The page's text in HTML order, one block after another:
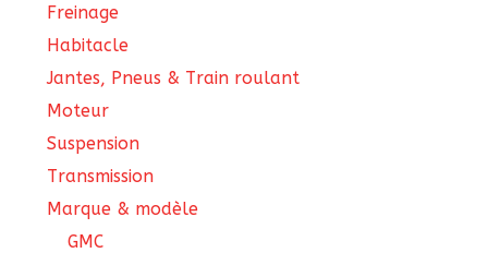
Freinage
Habitacle
Jantes, Pneus & Train roulant
Moteur
Suspension
Transmission
Marque & modèle
GMC